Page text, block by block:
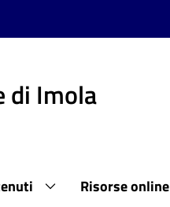
di Imola
Risorse online